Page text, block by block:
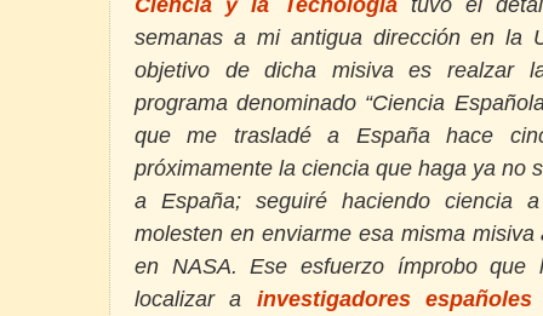
semanas a mi antigua dirección en la
objetivo de dicha misiva es realzar
programa denominado “Ciencia
que me trasladé a España hace
próximamente la ciencia que haga ya no
a España; seguiré haciendo ciencia
molesten en enviarme esa misma
en NASA. Ese esfuerzo ímprobo que
localizar a investigadores